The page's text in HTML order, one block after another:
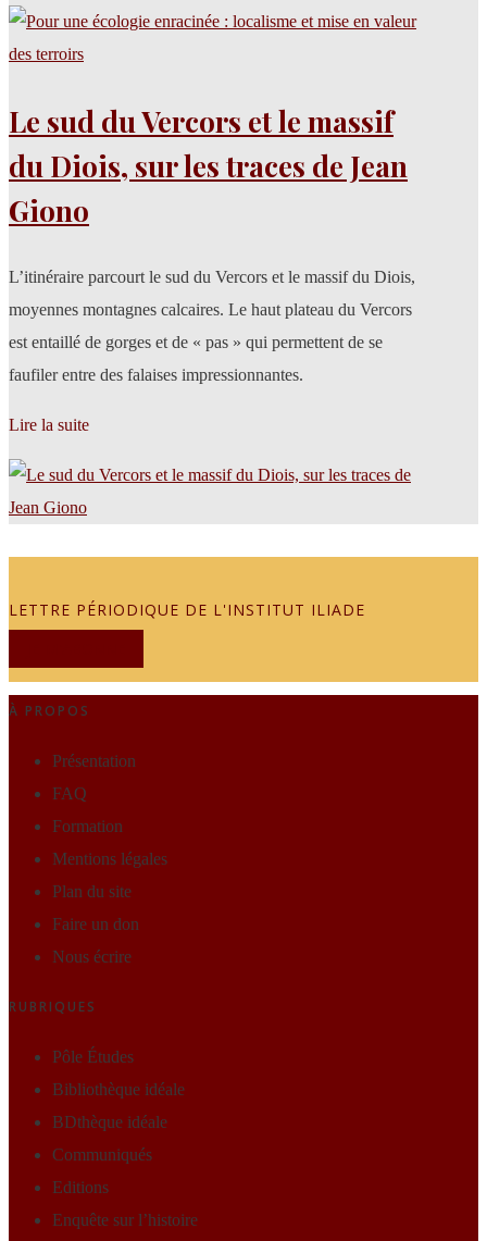
Le sud du Vercors et le massif
du Diois, sur les traces de Jean
Giono
L’itinéraire parcourt le sud du Vercors et le massif du Diois,
moyennes montagnes calcaires. Le haut plateau du Vercors
est entaillé de gorges et de « pas » qui permettent de se
faufiler entre des falaises impressionnantes.
Lire la suite
LETTRE PÉRIODIQUE DE L'INSTITUT ILIADE
À PROPOS
Présentation
FAQ
Formation
Mentions légales
Plan du site
Faire un don
Nous écrire
RUBRIQUES
Pôle Études
Bibliothèque idéale
BDthèque idéale
Communiqués
Editions
Enquête sur l’histoire